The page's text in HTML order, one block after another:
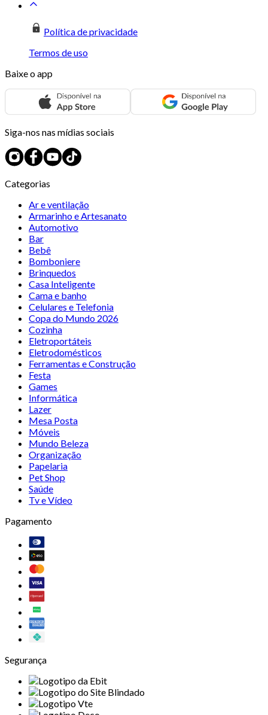
Política de privacidade
Termos de uso
Baixe o app
Siga-nos nas mídias sociais
Categorias
Ar e ventilação
Armarinho e Artesanato
Automotivo
Bar
Bebê
Bomboniere
Brinquedos
Casa Inteligente
Cama e banho
Celulares e Telefonia
Copa do Mundo 2026
Cozinha
Eletroportáteis
Eletrodomésticos
Ferramentas e Construção
Festa
Games
Informática
Lazer
Mesa Posta
Móveis
Mundo Beleza
Organização
Papelaria
Pet Shop
Saúde
Tv e Vídeo
Pagamento
Segurança